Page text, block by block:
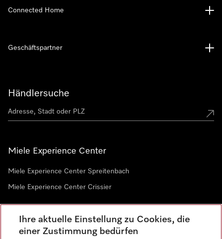
Händlersuche
Miele Experience Center
Miele Experience Center Spreitenbach
Miele Experience Center Crissier
Newsletter
Connected Home
Geschäftspartner
Ihre aktuelle Einstellung zu Cookies, die
einer Zustimmung bedürfen